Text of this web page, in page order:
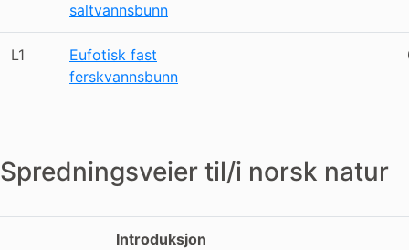
saltvannsbunn
L1
Eufotisk fast
ferskvannsbunn
Spredningsveier til/i norsk natur
Introduksjon